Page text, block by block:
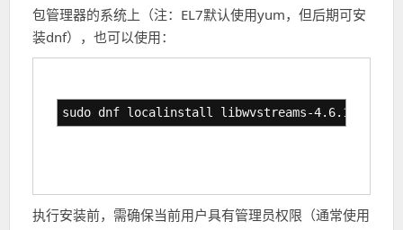
包管理器的系统上（注：EL7默认使用yum，但后期可安
装dnf），也可以使用：
sudo dnf localinstall libwvstreams-4.6.1-
执行安装前，需确保当前用户具有管理员权限（通常使用